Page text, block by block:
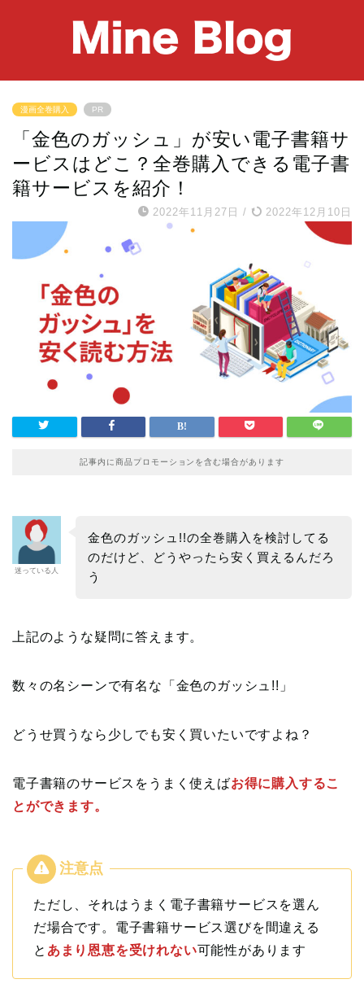
漫画全巻購入 PR
「金色のガッシュ」が安い電子書籍サ
ービスはどこ？全巻購入できる電子書
籍サービスを紹介！
2022年11月27日 / 2022年12月10日
記事内に商品プロモーションを含む場合があります
迷っている人
金色のガッシュ!!の全巻購入を検討してる
のだけど、どうやったら安く買えるんだろ
う
上記のような疑問に答えます。
数々の名シーンで有名な「金色のガッシュ!!」
どうせ買うなら少しでも安く買いたいですよね？
電子書籍のサービスをうまく使えばお得に購入するこ
とができます。
ただし、それはうまく電子書籍サービスを選ん
だ場合です。電子書籍サービス選びを間違える
と あまり恩恵を受けれない可能性があります